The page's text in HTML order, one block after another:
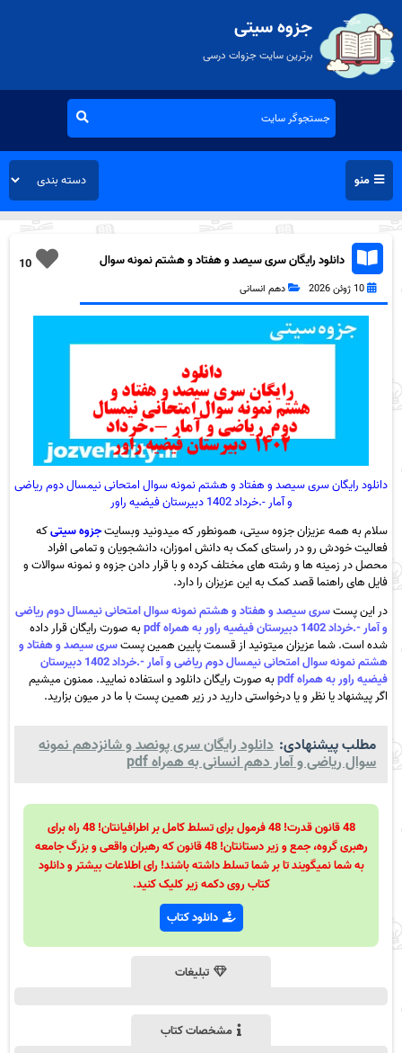
جزوه سیتی
برترین سایت جزوات درسی
منو
10
دانلود رایگان سری سیصد و هفتاد و هشتم نمونه سوال
ریاضی و آمار دهم انسانی به همراه pdf
10 ژوئن 2026 دهم انسانی
دانلود رایگان سری سیصد و هفتاد و هشتم نمونه سوال امتحانی نیمسال دوم ریاضی
و آمار -.خرداد 1402 دبیرستان فیضیه راور
سلام به همه عزیزان جزوه سیتی، همونطور که میدونید وبسایتجزوه سیتیکه
فعالیت خودش رو در راستای کمک به دانش اموزان، دانشجویان و تمامی افراد
محصل در زمینه ها و رشته های مختلف کرده و با قرار دادن جزوه و نمونه سوالات و
فایل های راهنما قصد کمک به این عزیزان را دارد.
در این پستسری سیصد و هفتاد و هشتم نمونه سوال امتحانی نیمسال دوم ریاضی
و آمار -.خرداد 1402 دبیرستان فیضیه راور به همراه pdf
به صورت رایگان قرار داده
شده است. شما عزیزان میتونید از قسمت پایین همین پستسری سیصد و هفتاد و
هشتم نمونه سوال امتحانی نیمسال دوم ریاضی و آمار -.خرداد 1402 دبیرستان
فیضیه راور به همراه pdf
به صورت رایگان دانلود و استفاده نمایید. ممنون میشیم
اگر پیشنهاد یا نظر و یا درخواستی دارید در زیر همین پست با ما در میون بزارید.
مطلب پیشنهادی: دانلود رایگان سری پونصد و شانزدهم نمونه
سوال ریاضی و آمار دهم انسانی به همراه pdf
48 قانون قدرت! 48 فرمول برای تسلط کامل بر اطرافیانتان! 48 راه برای
رهبری گروه، جمع و زیر دستانتان! 48 قانون که رهبران واقعی و بزرگ جامعه
به شما نمیگویند تا بر شما تسلط داشته باشند! رای اطلاعات بیشتر و دانلود
کتاب روی دکمه زیر کلیک کنید.
دانلود کتاب
تبلیغات
مشخصات کتاب